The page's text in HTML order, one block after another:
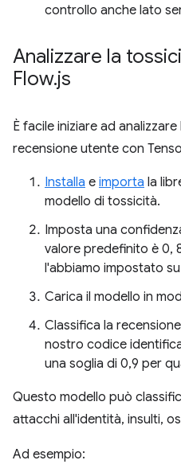
controllo anche lato
Analizzare la
Flow.js
È facile iniziare ad
recensione utente con
Installa e importa la
modello di tossicità.
Imposta una
valore predefinito è 0,
l'abbiamo impostato su
Carica il modello in
Classifica la
nostro codice
una soglia di 0,9 per
Questo modello può
attacchi all'identità, insulti,
Ad esempio: